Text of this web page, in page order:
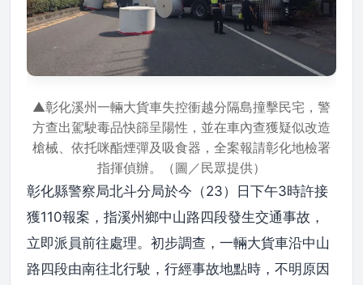
▲彰化溪州一輛大貨車失控衝越分隔島撞擊民宅，警
方查出駕駛毒品快篩呈陽性，並在車內查獲疑似改造
槍械、依托咪酯煙彈及吸食器，全案報請彰化地檢署
指揮偵辦。（圖／民眾提供）
彰化縣警察局北斗分局於今（23）日下午3時許接
獲110報案，指溪州鄉中山路四段發生交通事故，
立即派員前往處理。初步調查，一輛大貨車沿中山
路四段由南往北行駛，行經事故地點時，不明原因